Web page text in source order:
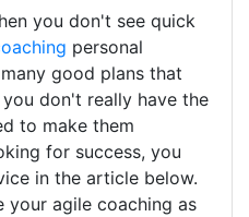
you don't see quick
personal
good plans that
don't really have the
to make them
for success, you
in the article below.
your agile coaching as